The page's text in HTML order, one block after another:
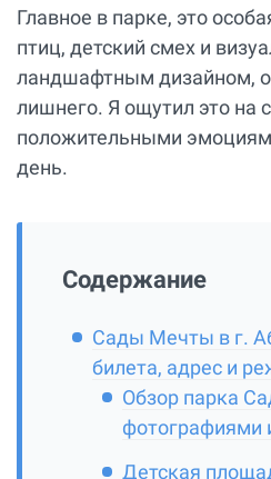
Главное в парке, это
птиц, детский смех и
ландшафтным дизайном,
лишнего. Я ощутил это на
положительными
день.
Содержание
Сады Мечты в г.
билета, адрес и
Обзор парка
фотографиями
Детская